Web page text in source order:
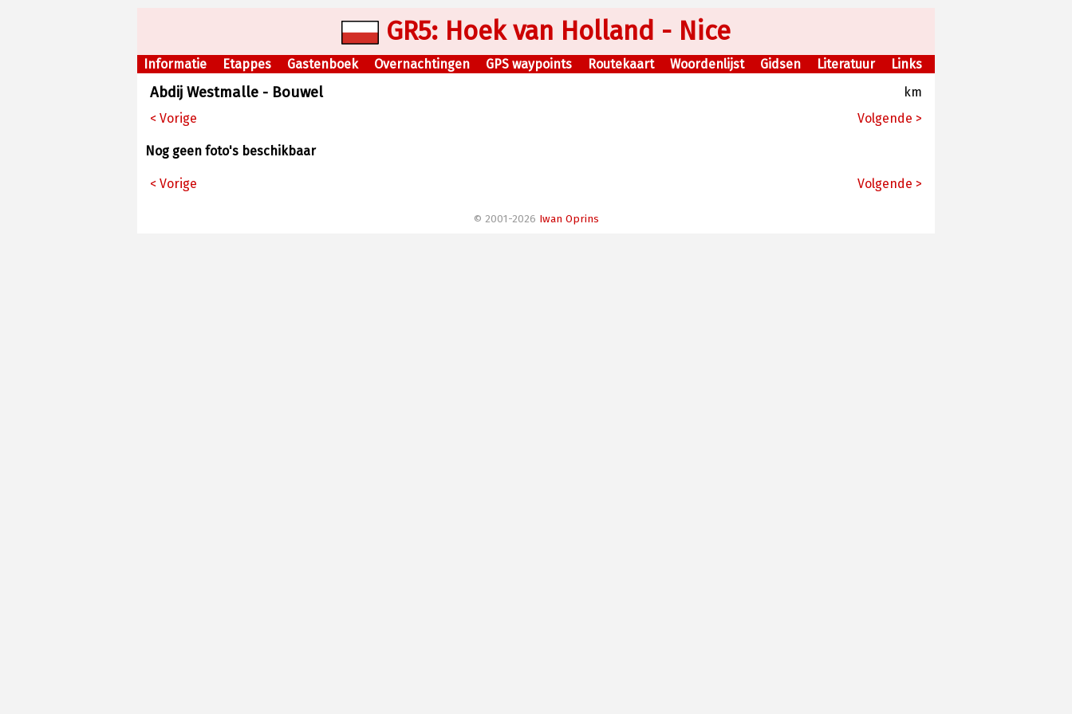
GR5: Hoek van Holland - Nice
Informatie Etappes Gastenboek Overnachtingen GPS waypoints Routekaart Woordenlijst Gidsen Literatuur Links
Abdij Westmalle - Bouwel
km
< Vorige
Volgende >
Nog geen foto's beschikbaar
< Vorige Volgende >
© 2001-2026 Iwan Oprins